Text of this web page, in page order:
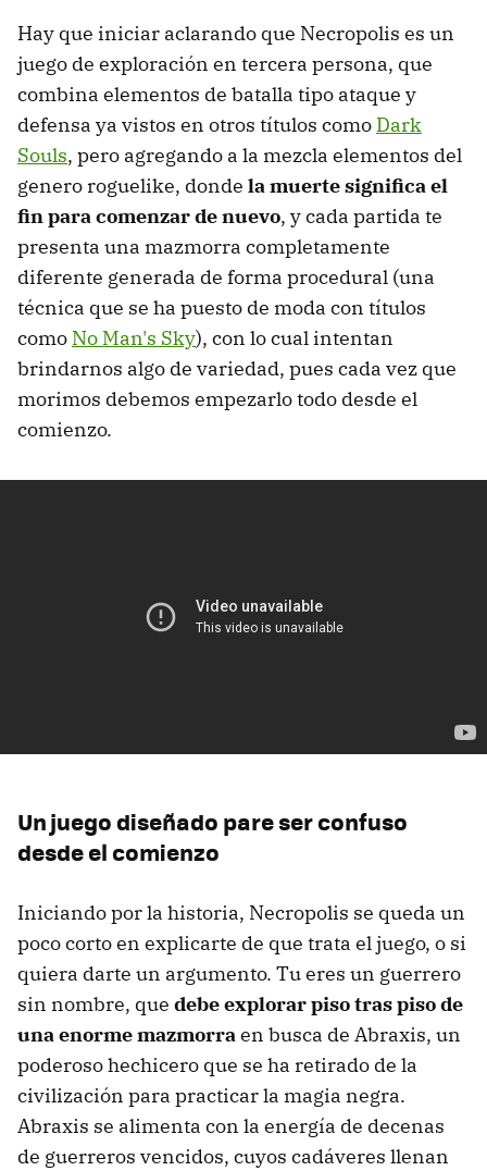
Hay que iniciar aclarando que Necropolis es un
juego de exploración en tercera persona, que
combina elementos de batalla tipo ataque y
defensa ya vistos en otros títulos como Dark
Souls, pero agregando a la mezcla elementos del
genero roguelike, donde la muerte significa el
fin para comenzar de nuevo, y cada partida te
presenta una mazmorra completamente
diferente generada de forma procedural (una
técnica que se ha puesto de moda con títulos
como No Man's Sky), con lo cual intentan
brindarnos algo de variedad, pues cada vez que
morimos debemos empezarlo todo desde el
comienzo.
Un juego diseñado pare ser confuso
desde el comienzo
Iniciando por la historia, Necropolis se queda un
poco corto en explicarte de que trata el juego, o si
quiera darte un argumento. Tu eres un guerrero
sin nombre, que debe explorar piso tras piso de
una enorme mazmorraen busca de Abraxis, un
poderoso hechicero que se ha retirado de la
civilización para practicar la magia negra.
Abraxis se alimenta con la energía de decenas
de guerreros vencidos, cuyos cadáveres llenan